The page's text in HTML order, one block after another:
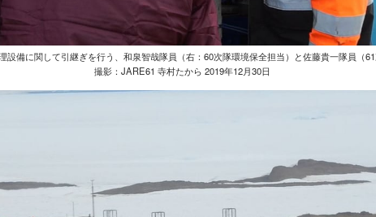
設備に関して引継ぎを行う、和泉智哉隊員（右：60次隊環境保全担当）と佐藤貴一隊員（61
撮影：JARE61 寺村たから 2019年12月30日